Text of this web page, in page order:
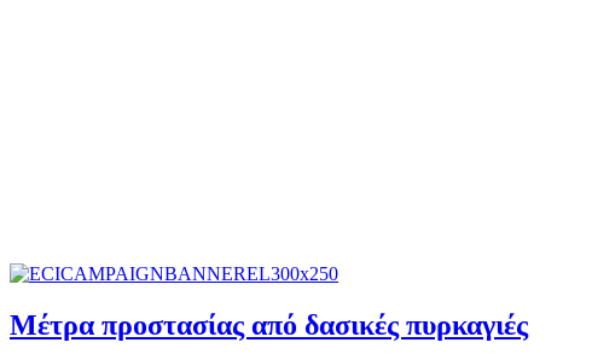
Μέτρα προστασίας από δασικές πυρκαγιές